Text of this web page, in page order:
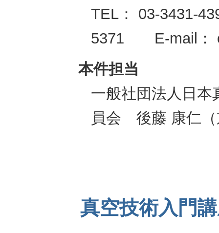
TEL： 03-3431-
5371 E-mail：
本件担当
一般社団法人日本
員会 後藤 康仁（
真空技術入門